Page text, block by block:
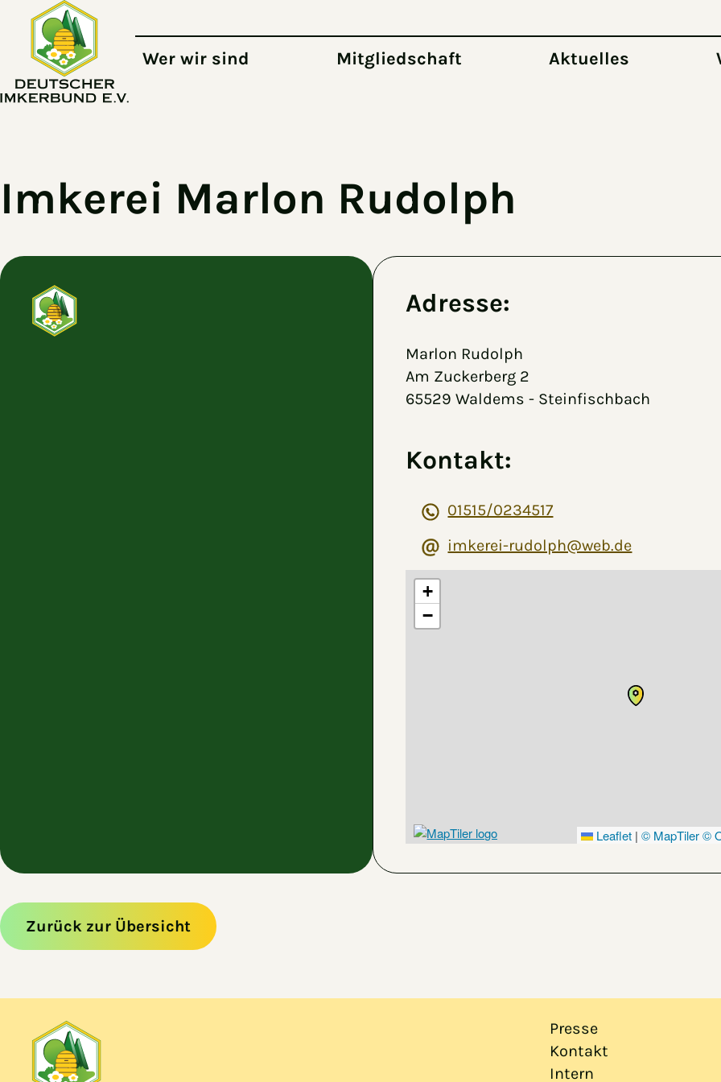
Zum Hauptinhalt springen
Wer wir sind Mitgliedschaft Aktuelles
Imkerei Marlon Rudolph
Adresse:
Marlon Rudolph
Am Zuckerberg 2
65529 Waldems - Steinfischbach
Kontakt:
01515/0234517
imkerei-rudolph@web.de
+
−
Leaflet | © MapTiler ©
Zurück zur Übersicht
Presse
Kontakt
Intern